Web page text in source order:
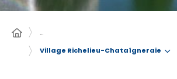
…
Village Richelieu-Chataîgneraie